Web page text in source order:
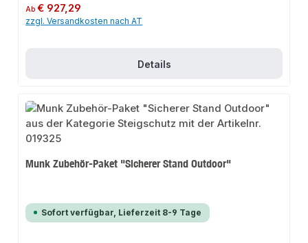
Regulärer Preis:
Ab€ 927,29
zzgl. Versandkosten nach AT
Details
Munk Zubehör-Paket "Sicherer Stand Outdoor"
Sofort verfügbar, Lieferzeit 8-9 Tage